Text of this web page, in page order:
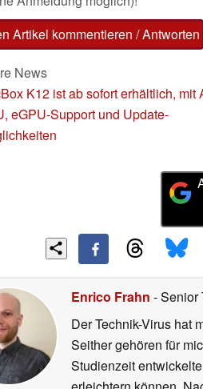
Artikel kommentieren / Antworten
News
K12 ist ab sofort erhältlich, mit
eGPU-Support und Update-
Enrico Frahn - Senior
Der Technik-Virus hat
Seither gehören für
Studienzeit